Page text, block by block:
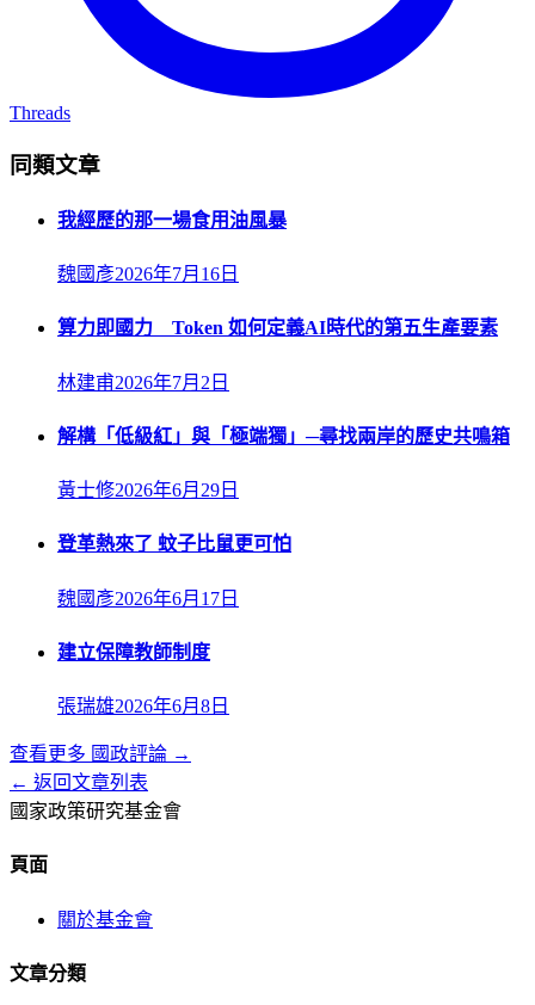
Threads
同類文章
我經歷的那一場食用油風暴
魏國彥2026年7月16日
算力即國力 Token 如何定義AI時代的第五生產要素
林建甫2026年7月2日
解構「低級紅」與「極端獨」─尋找兩岸的歷史共鳴箱
黃士修2026年6月29日
登革熱來了 蚊子比鼠更可怕
魏國彥2026年6月17日
建立保障教師制度
張瑞雄2026年6月8日
查看更多 國政評論 →
← 返回文章列表
國家政策研究基金會
頁面
關於基金會
文章分類